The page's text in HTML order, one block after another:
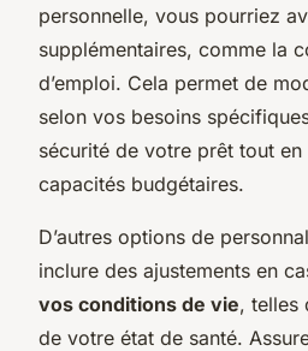
personnelle, vous pourriez
supplémentaires, comme la
d’emploi. Cela permet de
selon vos besoins
sécurité de votre prêt tout
capacités budgétaires.
D’autres options de
inclure des ajustements en
vos conditions de vie, telles
de votre état de santé.